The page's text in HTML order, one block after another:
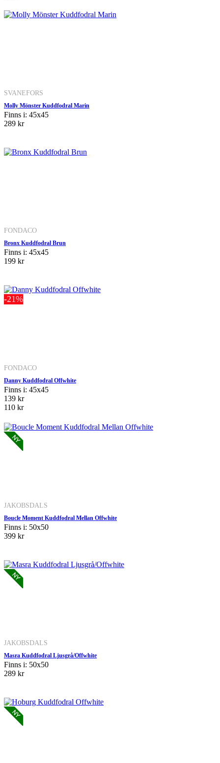
SVANEFORS
Molly Mönster Kuddfodral Marin
Finns i: 45x45
289 kr
FONDACO
Bronx Kuddfodral Brun
Finns i: 45x45
199 kr
-21%
FONDACO
Danny Kuddfodral Offwhite
Finns i: 45x45
139 kr
110 kr
JAKOBSDALS
Boucle Moment Kuddfodral Mellan Offwhite
Finns i: 50x50
399 kr
JAKOBSDALS
Masra Kuddfodral Ljusgrå/Offwhite
Finns i: 50x50
289 kr